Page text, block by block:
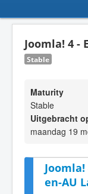
Joomla! 4 -
Stable
Maturity
Stable
Uitgebracht
maandag 19
en-AU